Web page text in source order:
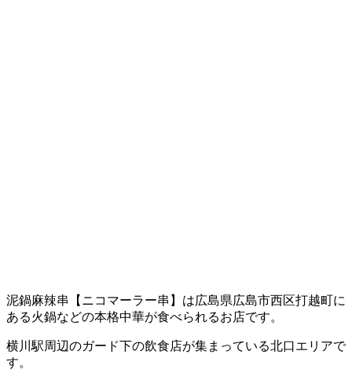
泥鍋麻辣串【ニコマーラー串】は広島県広島市西区打越町に
ある火鍋などの本格中華が食べられるお店です。
横川駅周辺のガード下の飲食店が集まっている北口エリアで
す。